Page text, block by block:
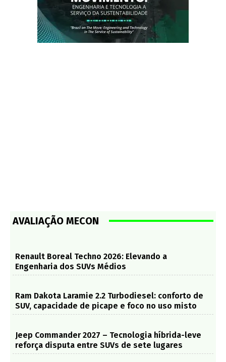
AVALIAÇÃO MECON
Renault Boreal Techno 2026: Elevando a
Engenharia dos SUVs Médios
Ram Dakota Laramie 2.2 Turbodiesel: conforto de
SUV, capacidade de picape e foco no uso misto
Jeep Commander 2027 – Tecnologia híbrida-leve
reforça disputa entre SUVs de sete lugares